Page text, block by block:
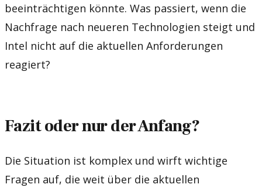
beeinträchtigen könnte. Was passiert, wenn die
Nachfrage nach neueren Technologien steigt und
Intel nicht auf die aktuellen Anforderungen
reagiert?
Fazit oder nur der Anfang?
Die Situation ist komplex und wirft wichtige
Fragen auf, die weit über die aktuellen